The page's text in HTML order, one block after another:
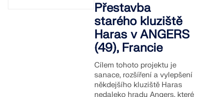
Přestavba
starého kluziště
Haras v ANGERS
(49), Francie
Cílem tohoto projektu je
sanace, rozšíření a vylepšení
někdejšího kluziště Haras
nedaleko hradu Angers, které